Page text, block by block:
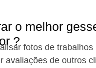
o melhor
? fotos de trabalhos
avaliações de outros